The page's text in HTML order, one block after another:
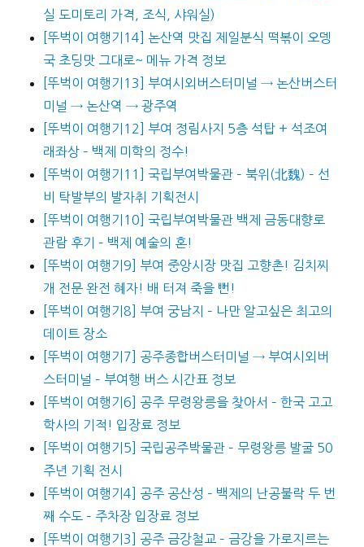
실 도미토리 가격, 조식, 샤워실)
[뚜벅이 여행기14] 논산역 맛집 제일분식 떡볶이 오뎅
국 초딩맛 그대로~ 메뉴 가격 정보
[뚜벅이 여행기13] 부여시외버스터미널 → 논산버스터
미널 → 논산역 → 광주역
[뚜벅이 여행기12] 부여 정림사지 5층 석탑 + 석조여
래좌상 – 백제 미학의 정수!
[뚜벅이 여행기11] 국립부여박물관 – 북위(北魏) – 선
비 탁발부의 발자취 기획전시
[뚜벅이 여행기10] 국립부여박물관 백제 금동대향로
관람 후기 – 백제 예술의 혼!
[뚜벅이 여행기9] 부여 중앙시장 맛집 고향촌! 김치찌
개 전문 완전 혜자! 배 터져 죽을 뻔!
[뚜벅이 여행기8] 부여 궁남지 – 나만 알고싶은 최고의
데이트 장소
[뚜벅이 여행기7] 공주종합버스터미널 → 부여시외버
스터미널 – 부여행 버스 시간표 정보
[뚜벅이 여행기6] 공주 무령왕릉을 찾아서 – 한국 고고
학사의 기적! 입장료 정보
[뚜벅이 여행기5] 국립공주박물관 – 무령왕릉 발굴 50
주년 기획 전시
[뚜벅이 여행기4] 공주 공산성 – 백제의 난공불락 두 번
째 수도 – 주차장 입장료 정보
[뚜벅이 여행기3] 공주 금강철교 – 금강을 가로지르는